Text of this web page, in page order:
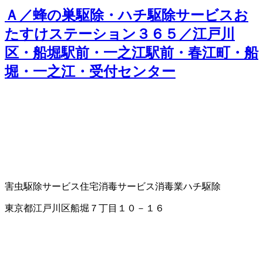
Ａ／蜂の巣駆除・ハチ駆除サービスお
たすけステーション３６５／江戸川
区・船堀駅前・一之江駅前・春江町・船
堀・一之江・受付センター
害虫駆除サービス住宅消毒サービス消毒業ハチ駆除
東京都江戸川区船堀７丁目１０－１６